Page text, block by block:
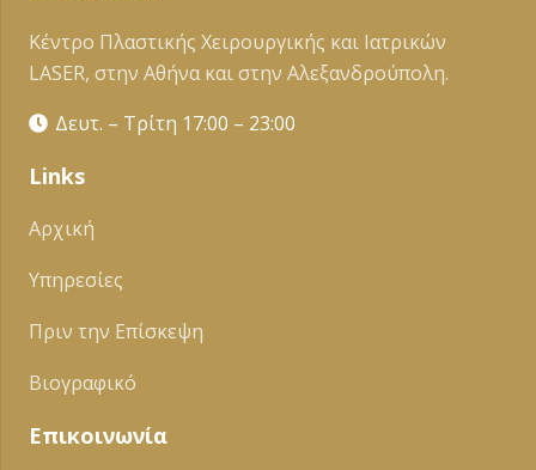
Κέντρο Πλαστικής Χειρουργικής και Ιατρικών
LASER, στην Αθήνα και στην Αλεξανδρούπολη.
Δευτ. – Τρίτη 17:00 – 23:00
Links
Αρχική
Υπηρεσίες
Πριν την Επίσκεψη
Βιογραφικό
Επικοινωνία